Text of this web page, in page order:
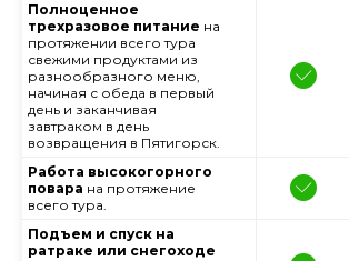
Полноценное
трехразовое питание на
протяжении всего тура
свежими продуктами из
разнообразного меню,
начиная с обеда в первый
день и заканчивая
завтраком в день
возвращения в Пятигорск.
Работа высокогорного
повара на протяжение
всего тура.
Подъем и спуск на
ратраке или снегоходе